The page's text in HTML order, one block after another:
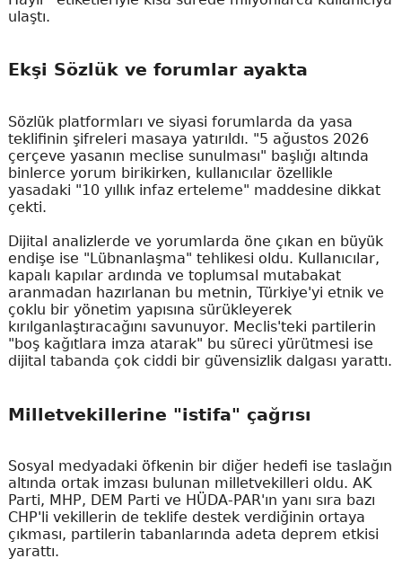
ulaştı.
Ekşi Sözlük ve forumlar ayakta
Sözlük platformları ve siyasi forumlarda da yasa
teklifinin şifreleri masaya yatırıldı. "5 ağustos 2026
çerçeve yasanın meclise sunulması" başlığı altında
binlerce yorum birikirken, kullanıcılar özellikle
yasadaki "10 yıllık infaz erteleme" maddesine dikkat
çekti.
Dijital analizlerde ve yorumlarda öne çıkan en büyük
endişe ise "Lübnanlaşma" tehlikesi oldu. Kullanıcılar,
kapalı kapılar ardında ve toplumsal mutabakat
aranmadan hazırlanan bu metnin, Türkiye'yi etnik ve
çoklu bir yönetim yapısına sürükleyerek
kırılganlaştıracağını savunuyor. Meclis'teki partilerin
"boş kağıtlara imza atarak" bu süreci yürütmesi ise
dijital tabanda çok ciddi bir güvensizlik dalgası yarattı.
Milletvekillerine "istifa" çağrısı
Sosyal medyadaki öfkenin bir diğer hedefi ise taslağın
altında ortak imzası bulunan milletvekilleri oldu. AK
Parti, MHP, DEM Parti ve HÜDA-PAR'ın yanı sıra bazı
CHP'li vekillerin de teklife destek verdiğinin ortaya
çıkması, partilerin tabanlarında adeta deprem etkisi
yarattı.